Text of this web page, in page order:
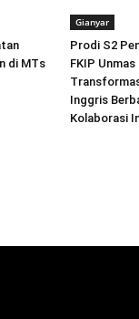
di MTs
Gianyar
Prodi S2
FKIP
Inggris
Kolaborasi